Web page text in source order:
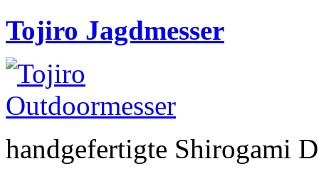
Tojiro Jagdmesser
handgefertigte Shirogami